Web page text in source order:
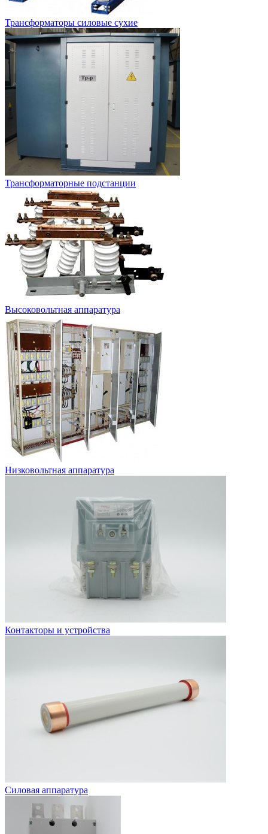
Трансформаторы силовые сухие
Трансформаторные подстанции
Высоковольтная аппаратура
Низковольтная аппаратура
Контакторы и устройства
Силовая аппаратура